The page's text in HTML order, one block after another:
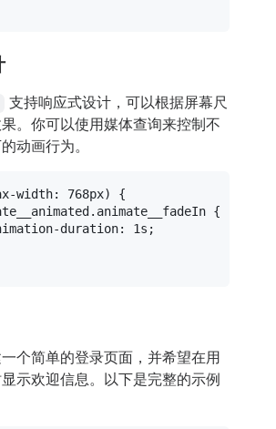
支持响应式设计，可以根据屏幕尺
。你可以使用媒体查询来控制不
动画行为。
width: 768px) {
.animate__fadeIn {
duration: 1s ;
个简单的登录页面，并希望在用
示欢迎信息。以下是完整的示例